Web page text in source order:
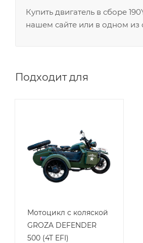
Купить двигатель в сборе
нашем сайте или в одном из
Подходит для
Мотоцикл с коляской
GROZA DEFENDER
500 (4T EFI)